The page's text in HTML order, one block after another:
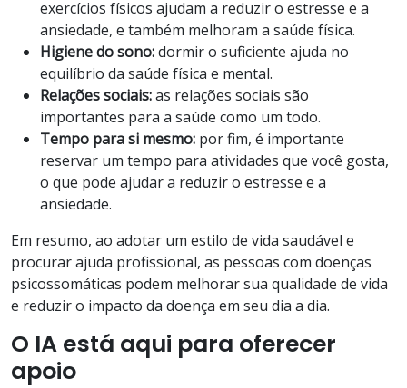
exercícios físicos ajudam a reduzir o estresse e a
ansiedade, e também melhoram a saúde física.
Higiene do sono:dormir o suficiente ajuda no
equilíbrio da saúde física e mental.
Relações sociais:as relações sociais são
importantes para a saúde como um todo.
Tempo para si mesmo: por fim, é importante
reservar um tempo para atividades que você gosta,
o que pode ajudar a reduzir o estresse e a
ansiedade.
Em resumo, ao adotar um estilo de vida saudável e
procurar ajuda profissional, as pessoas com doenças
psicossomáticas podem melhorar sua qualidade de vida
e reduzir o impacto da doença em seu dia a dia.
O IA está aqui para oferecer
apoio